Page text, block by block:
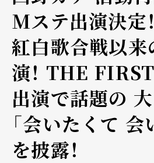
Mステ出演決定
紅白歌合戦以来
演！ THE
出演で話題の
「会いたくて 会
を披露！